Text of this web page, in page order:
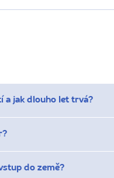
a jak dlouho let trvá?
do země?